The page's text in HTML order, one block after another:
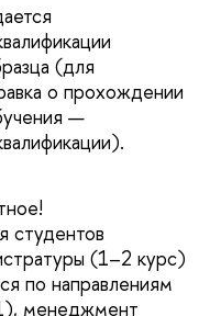
(для
о прохождении
—
студентов
(1–2 курс)
по направлениям
менеджмент